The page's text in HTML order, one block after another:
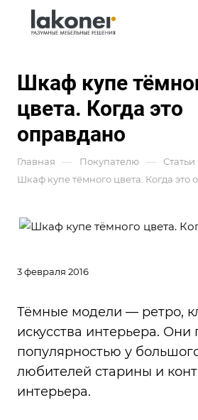
Шкаф купе
цвета. Когда это
оправдано
Главная — Покупателю — Статьи
Шкаф купе тёмного цвета. Когда это
3 февраля 2016
Тёмные модели — ретро,
искусства интерьера. Они
популярностью у
любителей старины и
интерьера.